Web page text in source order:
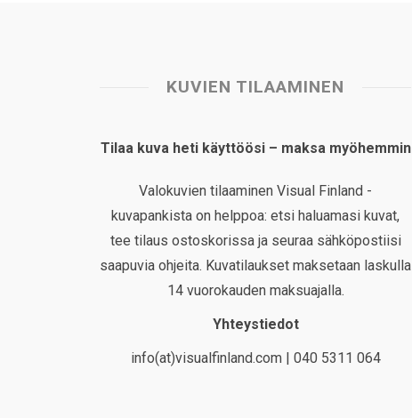
KUVIEN TILAAMINEN
Tilaa kuva heti käyttöösi – maksa myöhemmin
Valokuvien tilaaminen Visual Finland -
kuvapankista on helppoa: etsi haluamasi kuvat,
tee tilaus ostoskorissa ja seuraa sähköpostiisi
saapuvia ohjeita. Kuvatilaukset maksetaan laskulla
14 vuorokauden maksuajalla.
Yhteystiedot
info(at)visualfinland.com | 040 5311 064